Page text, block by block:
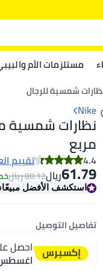
مستلزمات الأم
شمسية للرجال
Nike
مربع
4.4
تقييم
ريال61.79 ريال80.12
استكشف الأفضل مبيعًا
تفاصيل التوصيل
احصل